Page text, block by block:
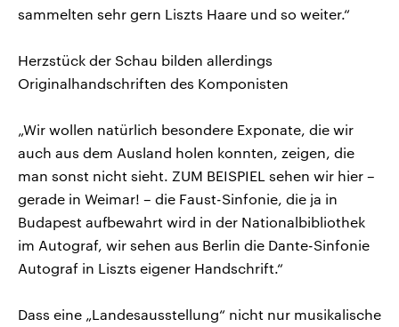
sammelten sehr gern Liszts Haare und so weiter.“
Herzstück der Schau bilden allerdings
Originalhandschriften des Komponisten
„Wir wollen natürlich besondere Exponate, die wir
auch aus dem Ausland holen konnten, zeigen, die
man sonst nicht sieht. ZUM BEISPIEL sehen wir hier –
gerade in Weimar! – die Faust-Sinfonie, die ja in
Budapest aufbewahrt wird in der Nationalbibliothek
im Autograf, wir sehen aus Berlin die Dante-Sinfonie
Autograf in Liszts eigener Handschrift.“
Dass eine „Landesausstellung“ nicht nur musikalische